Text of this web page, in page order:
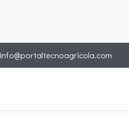
info@portaltecnoagricola.com